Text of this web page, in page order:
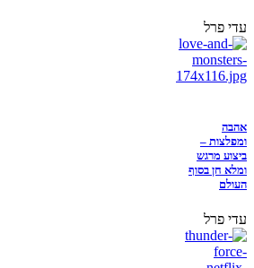
עדי פרל
אהבה
ומפלצות –
ביצוע מרגש
ומלא חן בסוף
העולם
עדי פרל